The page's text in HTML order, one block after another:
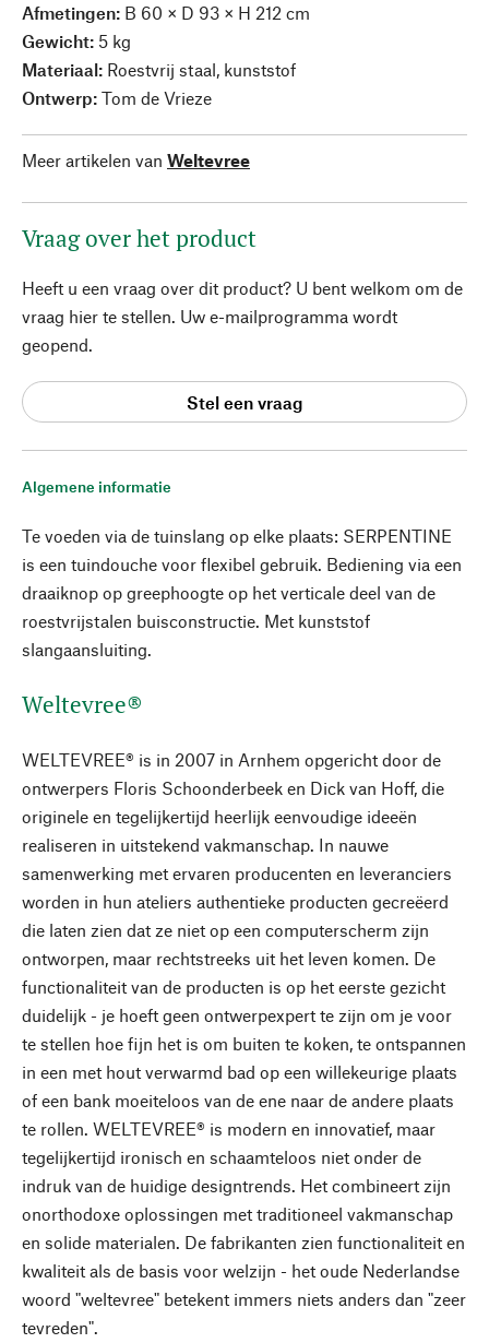
Algemene informatie
Te voeden via de tuinslang op elke plaats: SERPENTINE
is een tuindouche voor flexibel gebruik. Bediening via een
draaiknop op greephoogte op het verticale deel van de
roestvrijstalen buisconstructie. Met kunststof
slangaansluiting.
Weltevree®
WELTEVREE® is in 2007 in Arnhem opgericht door de
ontwerpers Floris Schoonderbeek en Dick van Hoff, die
originele en tegelijkertijd heerlijk eenvoudige ideeën
realiseren in uitstekend vakmanschap. In nauwe
samenwerking met ervaren producenten en leveranciers
worden in hun ateliers authentieke producten gecreëerd
die laten zien dat ze niet op een computerscherm zijn
ontworpen, maar rechtstreeks uit het leven komen. De
functionaliteit van de producten is op het eerste gezicht
duidelijk - je hoeft geen ontwerpexpert te zijn om je voor
te stellen hoe fijn het is om buiten te koken, te ontspannen
in een met hout verwarmd bad op een willekeurige plaats
of een bank moeiteloos van de ene naar de andere plaats
te rollen. WELTEVREE® is modern en innovatief, maar
tegelijkertijd ironisch en schaamteloos niet onder de
indruk van de huidige designtrends. Het combineert zijn
onorthodoxe oplossingen met traditioneel vakmanschap
en solide materialen. De fabrikanten zien functionaliteit en
kwaliteit als de basis voor welzijn - het oude Nederlandse
woord "weltevree" betekent immers niets anders dan "zeer
tevreden".
Afmetingen: B 60 × D 93 × H 212 cm
Gewicht: 5 kg
Materiaal: Roestvrij staal, kunststof
Ontwerp: Tom de Vrieze
Meer artikelen van Weltevree
Vraag over het product
Heeft u een vraag over dit product? U bent welkom om de
vraag hier te stellen. Uw e-mailprogramma wordt
geopend.
Stel een vraag